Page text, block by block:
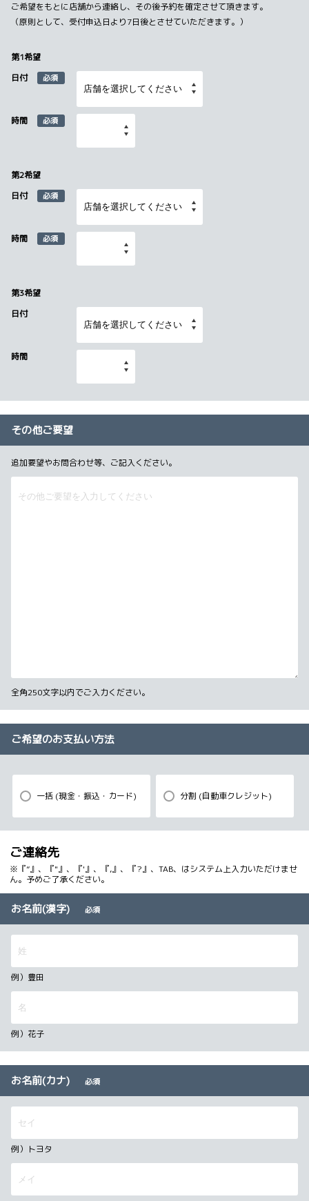
ご希望をもとに店舗から連絡し、その後予約を確定させて頂きます。
（原則として、受付申込日より7日後とさせていただきます。）
第1希望
日付
必須
時間 必須
第2希望
日付
必須
時間 必須
第3希望
日付
時間
その他ご要望
追加要望やお問合わせ等、ご記入ください。
全角250文字以内でご入力ください。
ご希望のお支払い方法
一括 (現金・振込・カード) 分割 (自動車クレジット)
ご連絡先
※『”』、『"』、『'』、『,』、『?』、TAB、はシステム上入力いただけませ
ん。予めご了承ください。
お名前(漢字) 必須
例）豊田
例）花子
お名前(カナ) 必須
例）トヨタ